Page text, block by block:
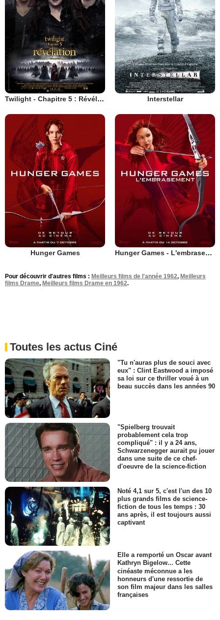
Twilight - Chapitre 5 : Révélation 2e partie Interstellar
Hunger Games Hunger Games - L'embrasement
Pour découvrir d'autres films : Meilleurs films de l'année 1962, Meilleurs
films Drame, Meilleurs films Drame en 1962.
Toutes les actus Ciné
"Tu n'auras plus de souci avec
eux" : Clint Eastwood a imposé
sa loi sur ce thriller voué à un
beau succès dans les années 90
"Spielberg trouvait
probablement cela trop
compliqué" : il y a 24 ans,
Schwarzenegger aurait pu jouer
dans une suite de ce chef-
d'oeuvre de la science-fiction
Noté 4,1 sur 5, c'est l'un des 10
plus grands films de science-
fiction de tous les temps : 30
ans après, il est toujours aussi
captivant
Elle a remporté un Oscar avant
Kathryn Bigelow... Cette
cinéaste méconnue a les
honneurs d'une ressortie de
son film majeur dans les salles
françaises